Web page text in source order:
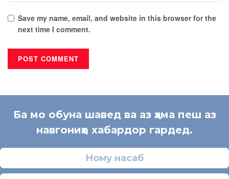
Save my name, email, and website in this browser for the
next time I comment.
Ба мо обуна шавед ва аз ҳама пеш аз
навгониҳо хабардор гардед.